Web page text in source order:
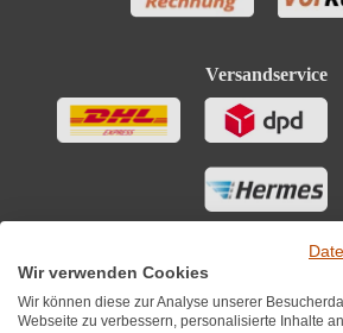
Versandservice
Wir verwenden Cookies
Wir können diese zur Analyse unserer
Webseite zu verbessern, personalisierte Inhalte